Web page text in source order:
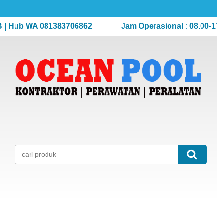
WA 081383706862 Jam Operasional : 08.00-17.00